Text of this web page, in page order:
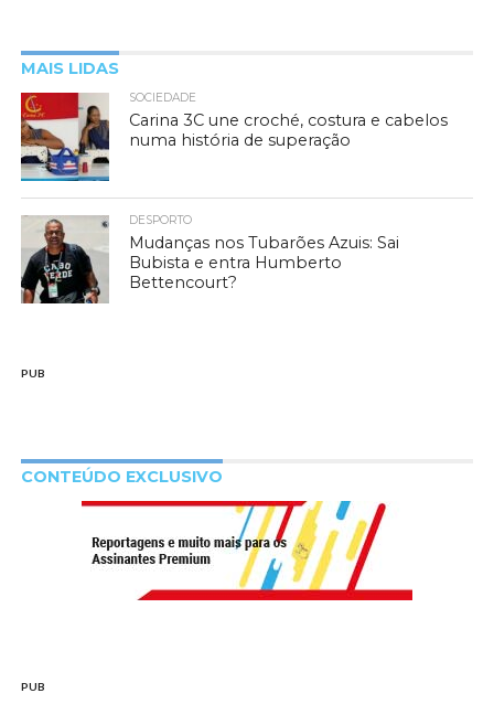
MAIS LIDAS
SOCIEDADE
Carina 3C une croché, costura e cabelos
numa história de superação
DESPORTO
Mudanças nos Tubarões Azuis: Sai
Bubista e entra Humberto
Bettencourt?
PUB
CONTEÚDO EXCLUSIVO
PUB